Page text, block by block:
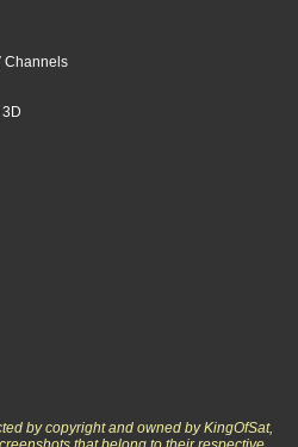
Channels
by copyright and owned by KingOfSat,